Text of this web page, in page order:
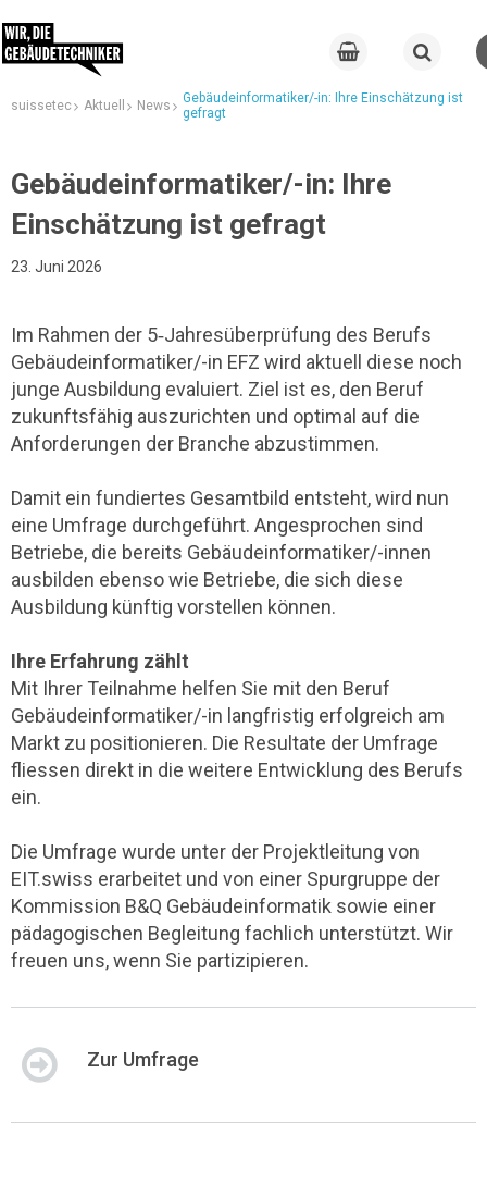
suissetec Aktuell News
Gebäudeinformatiker/-in: Ihre Einschätzung ist
gefragt
Gebäudeinformatiker/-in: Ihre
Einschätzung ist gefragt
23. Juni 2026
Im Rahmen der 5‑Jahresüberprüfung des Berufs
Gebäudeinformatiker/-in EFZ wird aktuell diese noch
junge Ausbildung evaluiert. Ziel ist es, den Beruf
zukunftsfähig auszurichten und optimal auf die
Anforderungen der Branche abzustimmen.
Damit ein fundiertes Gesamtbild entsteht, wird nun
eine Umfrage durchgeführt. Angesprochen sind
Betriebe, die bereits Gebäudeinformatiker/-innen
ausbilden ebenso wie Betriebe, die sich diese
Ausbildung künftig vorstellen können.
Ihre Erfahrung zählt
Mit Ihrer Teilnahme helfen Sie mit den Beruf
Gebäudeinformatiker/-in langfristig erfolgreich am
Markt zu positionieren. Die Resultate der Umfrage
fliessen direkt in die weitere Entwicklung des Berufs
ein.
Die Umfrage wurde unter der Projektleitung von
EIT.swiss erarbeitet und von einer Spurgruppe der
Kommission B&Q Gebäudeinformatik sowie einer
pädagogischen Begleitung fachlich unterstützt. Wir
freuen uns, wenn Sie partizipieren.
Zur Umfrage